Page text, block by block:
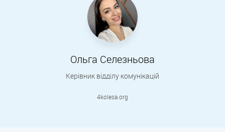
Ольга Селезньова
Керівник відділу комунікацій
4kolesa.org